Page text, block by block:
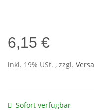
6,15 €
inkl. 19% USt. , zzgl.
Sofort verfügbar